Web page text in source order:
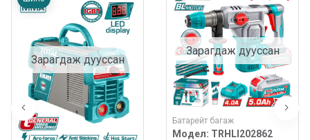
Зарагдаж дууссан
Зарагдаж дууссан
Батарейт багаж
Модел: TRHLI202862